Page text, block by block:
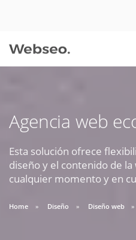
Agencia web
Esta solución ofrece
diseño y el contenido de
cualquier momento y en
Home Diseño Diseño web
09:30 AM A